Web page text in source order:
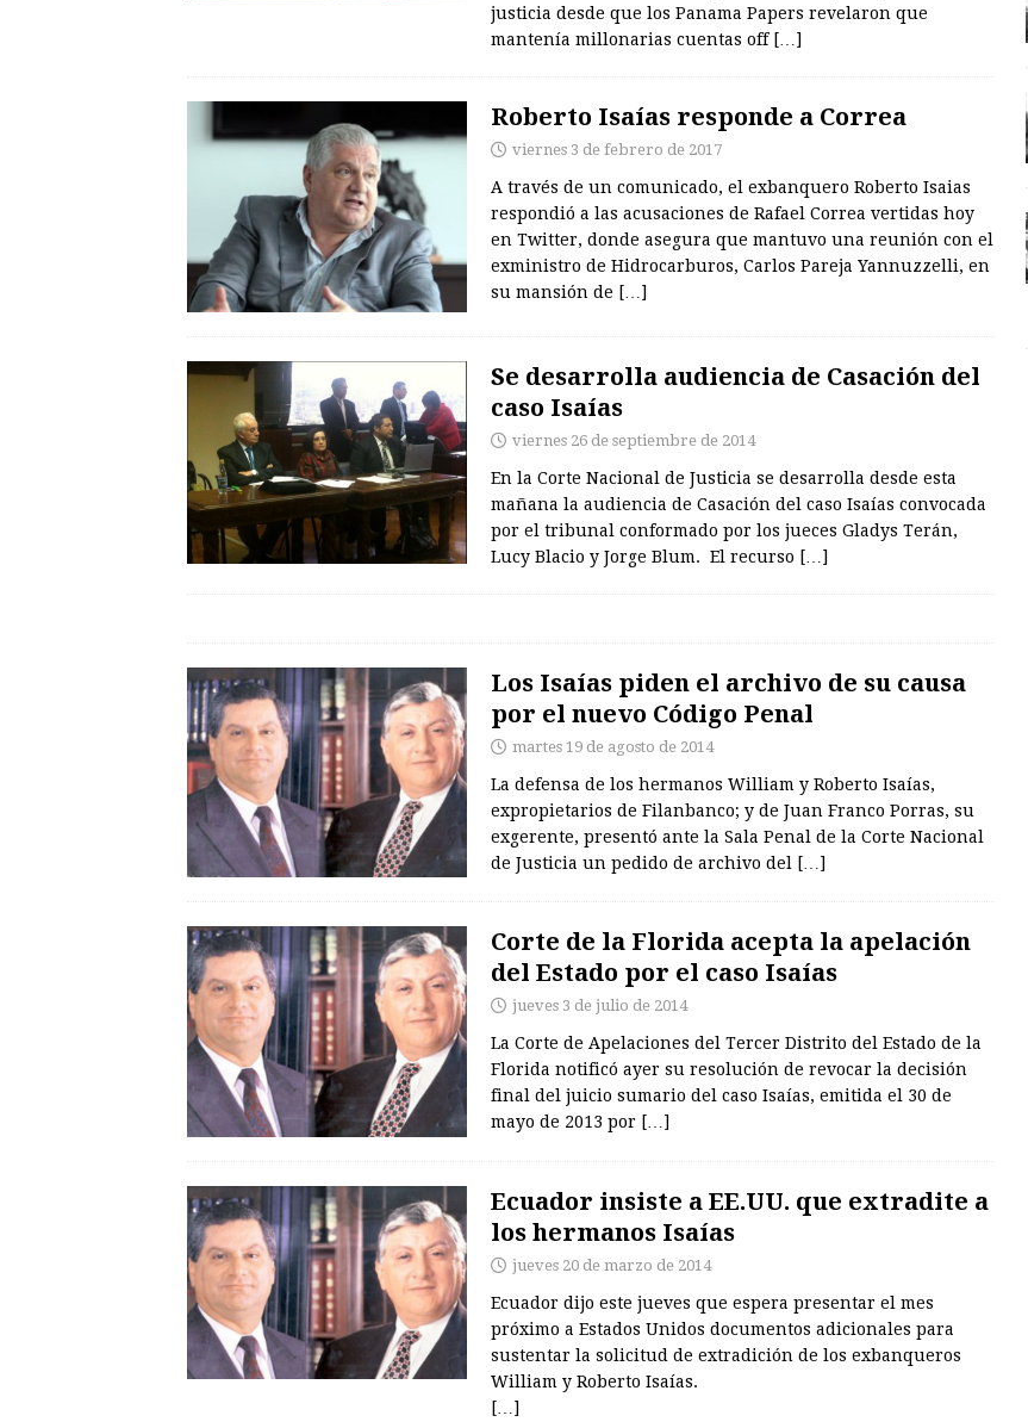
justicia desde que los Panama Papers revelaron que
mantenía millonarias cuentas off […]
Roberto Isaías responde a Correa
viernes 3 de febrero de 2017
A través de un comunicado, el exbanquero Roberto Isaias
respondió a las acusaciones de Rafael Correa vertidas hoy
en Twitter, donde asegura que mantuvo una reunión con el
exministro de Hidrocarburos, Carlos Pareja Yannuzzelli, en
su mansión de […]
Se desarrolla audiencia de Casación del
caso Isaías
viernes 26 de septiembre de 2014
En la Corte Nacional de Justicia se desarrolla desde esta
mañana la audiencia de Casación del caso Isaías convocada
por el tribunal conformado por los jueces Gladys Terán,
Lucy Blacio y Jorge Blum. El recurso […]
Los Isaías piden el archivo de su causa
por el nuevo Código Penal
martes 19 de agosto de 2014
La defensa de los hermanos William y Roberto Isaías,
expropietarios de Filanbanco; y de Juan Franco Porras, su
exgerente, presentó ante la Sala Penal de la Corte Nacional
de Justicia un pedido de archivo del […]
Corte de la Florida acepta la apelación
del Estado por el caso Isaías
jueves 3 de julio de 2014
La Corte de Apelaciones del Tercer Distrito del Estado de la
Florida notificó ayer su resolución de revocar la decisión
final del juicio sumario del caso Isaías, emitida el 30 de
mayo de 2013 por […]
Ecuador insiste a EE.UU. que extradite a
los hermanos Isaías
jueves 20 de marzo de 2014
Ecuador dijo este jueves que espera presentar el mes
próximo a Estados Unidos documentos adicionales para
sustentar la solicitud de extradición de los exbanqueros
William y Roberto Isaías.
[…]